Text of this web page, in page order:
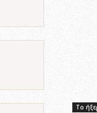
Το